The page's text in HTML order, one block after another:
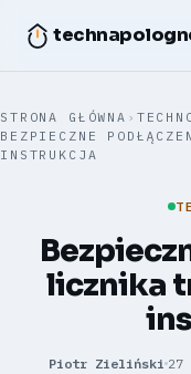
STRONA GŁÓWNA ›
BEZPIECZNE
INSTRUKCJA
licznika
Piotr Zieliński 27